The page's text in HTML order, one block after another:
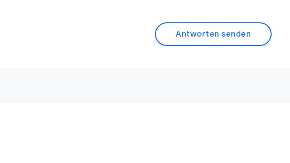
Antworten senden